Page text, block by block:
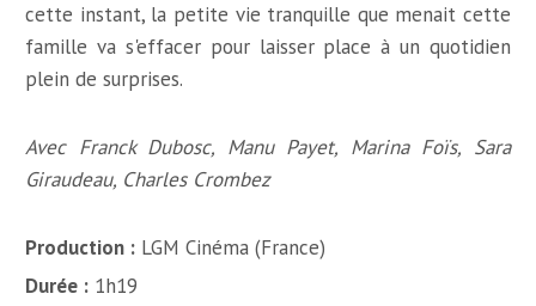
cette instant, la petite vie tranquille que menait cette
famille va s'effacer pour laisser place à un quotidien
plein de surprises.
Avec Franck Dubosc, Manu Payet, Marina Foïs, Sara
Giraudeau, Charles Crombez
Production : LGM Cinéma (France)
Durée : 1h19